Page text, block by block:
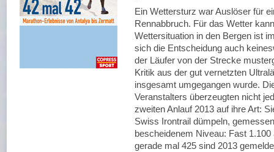
Ein Wettersturz war Auslöser für
Rennabbruch. Für das Wetter
Wettersituation in den Bergen ist
sich die Entscheidung auch
der Läufer von der Strecke
Kritik aus der gut vernetzten
insgesamt umgegangen wurde.
Veranstalters überzeugten nicht
zweiten Anlauf 2013 auf ihre Art:
Swiss Irontrail dümpeln,
bescheidenem Niveau: Fast
gerade mal 425 sind 2013